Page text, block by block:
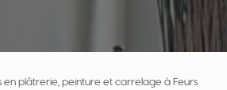
en plâtrerie, peinture et carrelage à Feurs